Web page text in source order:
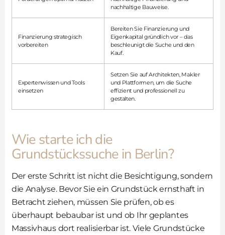
nachhaltige Bauweise.
Finanzierung strategisch
vorbereiten
Bereiten Sie Finanzierung und
Eigenkapital gründlich vor – das
beschleunigt die Suche und den
Kauf.
Expertenwissen und Tools
einsetzen
Setzen Sie auf Architekten, Makler
und Plattformen, um die Suche
effizient und professionell zu
gestalten.
Wie starte ich die
Grundstückssuche in Berlin?
Der erste Schritt ist nicht die Besichtigung, sondern
die Analyse. Bevor Sie ein Grundstück ernsthaft in
Betracht ziehen, müssen Sie prüfen, ob es
überhaupt bebaubar ist und ob Ihr geplantes
Massivhaus dort realisierbar ist. Viele Grundstücke